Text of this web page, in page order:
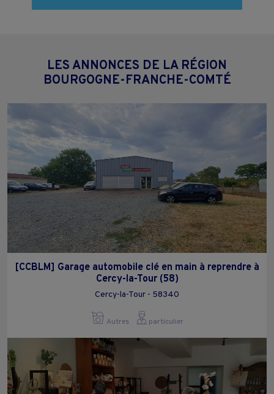
LES ANNONCES DE LA RÉGION
BOURGOGNE-FRANCHE-COMTÉ
[CCBLM] Garage automobile clé en main à reprendre à
Cercy-la-Tour (58)
Cercy-la-Tour - 58340
Autres particulier